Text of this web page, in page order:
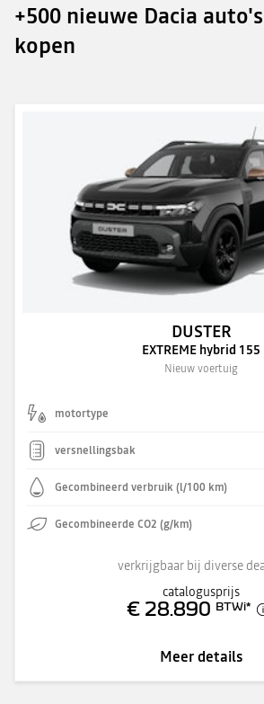
+500 nieuwe Dacia
kopen
DUSTER
EXTREME hybrid 155
Nieuw voertuig
motortype
versnellingsbak
Gecombineerd verbruik (l/100 km)
Gecombineerde CO2 (g/km)
verkrijgbaar bij diverse
catalogusprijs
€ 28.890 BTWi*
Meer details